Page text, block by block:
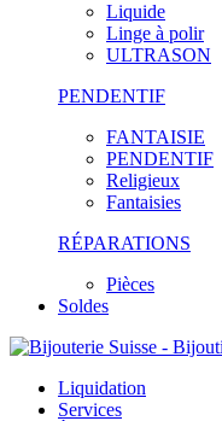
Liquide
Linge à polir
ULTRASON
PENDENTIF
FANTAISIE
PENDENTIF
Religieux
Fantaisies
RÉPARATIONS
Pièces
Soldes
Liquidation
Services